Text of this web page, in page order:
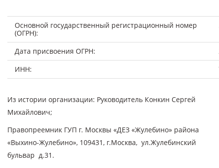
Основной государственный регистрационный номер
(ОГРН):
Дата присвоения ОГРН:
ИНН:
Из истории организации: Руководитель Конкин Сергей
Михайлович;
Правопреемник ГУП г. Москвы «ДЕЗ «Жулебино» района
«Выхино-Жулебино», 109431, г.Москва, ул.Жулебинский
бульвар д.31.